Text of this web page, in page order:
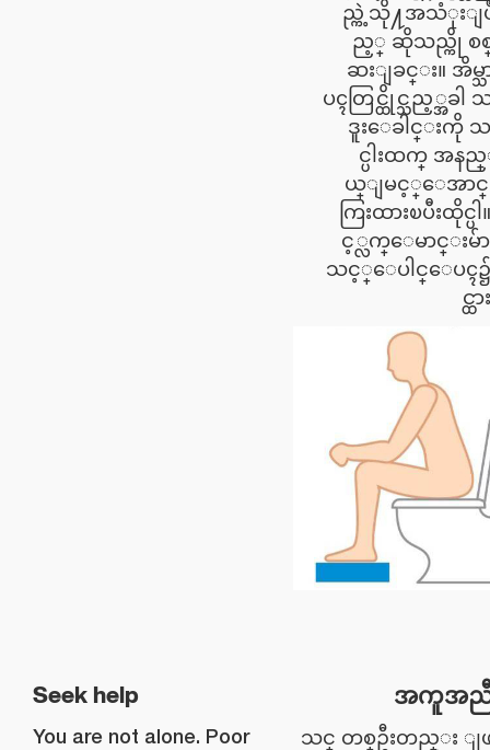
ည္ကဲ့သို႔အသံုးျ
ည့္ ဆိုသည္ကို စ
ဆးျခင္း။ အိမ္
ပၚတြင္ထိုင္သည့္အခါ
ဒူးေခါင္းကို
င္ပါးထက္ အန
ယ္ျမင့္ေအာ
ကြးထားၿပီးထိုင္ပ
င့္လက္ေမာင္းမ်
သင့္ေပါင္ေပၚ
င္ထ
Seek help
You are not alone. Poor
အကူအညီ
သင္ တစ္ဦးတည္း ျ